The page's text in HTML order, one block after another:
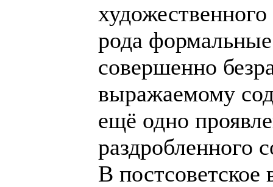
рода
совершенно
выражаемому
ещё одно
раздробленного
В